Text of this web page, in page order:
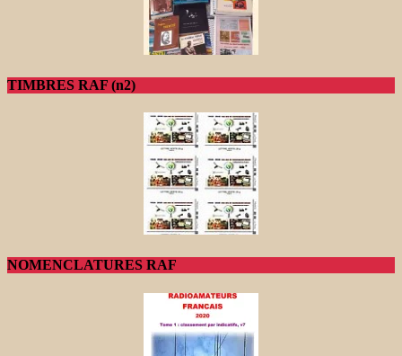
TIMBRES RAF (n2)
NOMENCLATURES RAF